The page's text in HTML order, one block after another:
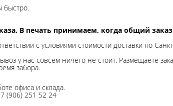
быстро.
В печать принимаем, когда общий заказ
с условиями стоимости доставки по
у нас совсем ничего не стоит. Размещаете
забора.
офиса и склада.
(906) 251 52 24